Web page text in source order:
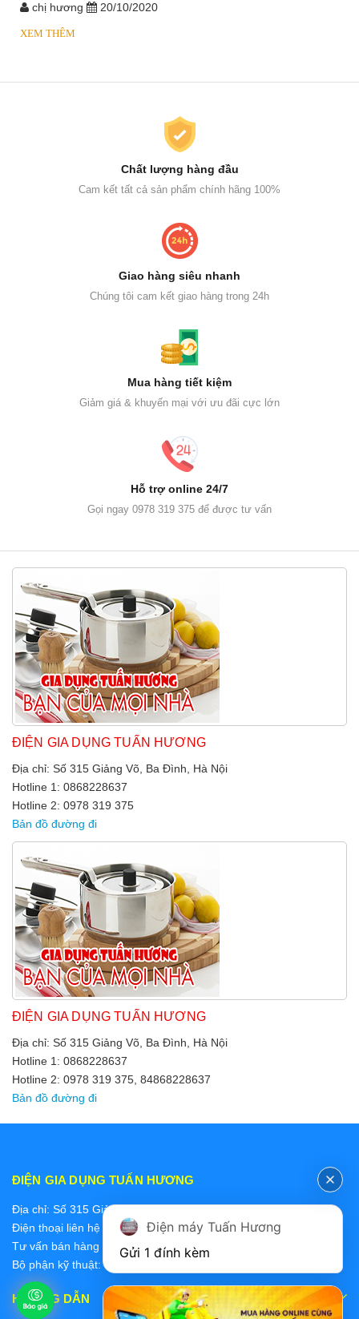
chị hương 20/10/2020
XEM THÊM
Chất lượng hàng đầu
Cam kết tất cả sản phẩm chính hãng 100%
Giao hàng siêu nhanh
Chúng tôi cam kết giao hàng trong 24h
Mua hàng tiết kiệm
Giảm giá & khuyến mại với ưu đãi cực lớn
Hỗ trợ online 24/7
Gọi ngay 0978 319 375 để được tư vấn
ĐIỆN GIA DỤNG TUẤN HƯƠNG
Địa chỉ: Số 315 Giảng Võ, Ba Đình, Hà Nội
Hotline 1: 0868228637
Hotline 2: 0978 319 375
Bản đồ đường đi
ĐIỆN GIA DỤNG TUẤN HƯƠNG
Địa chỉ: Số 315 Giảng Võ, Ba Đình, Hà Nội
Hotline 1: 0868228637
Hotline 2: 0978 319 375, 84868228637
Bản đồ đường đi
ĐIỆN GIA DỤNG TUẤN HƯƠNG
Địa chỉ: Số 315 Giảng Võ, Ba Đình, Hà Nội
Điện thoại liên hệ các bộ phận:
Tư vấn bán hàng 2: 0868228637
Bộ phận kỹ thuật: 0978 319 375
HƯỚNG DẪN
Điện máy Tuấn Hương
Gửi 1 đính kèm